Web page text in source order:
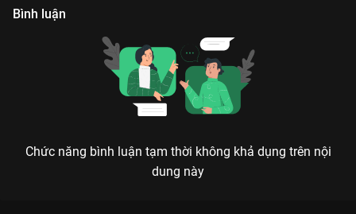
Bình luận
Chức năng bình luận tạm thời không khả dụng trên nội
dung này